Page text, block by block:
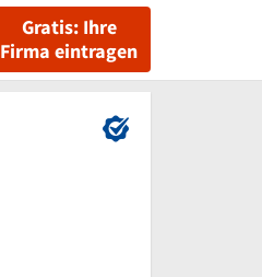
Gratis: Ihre
Firma eintragen